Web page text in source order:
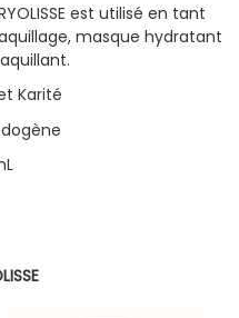
est utilisé en tant
masque hydratant
Karité